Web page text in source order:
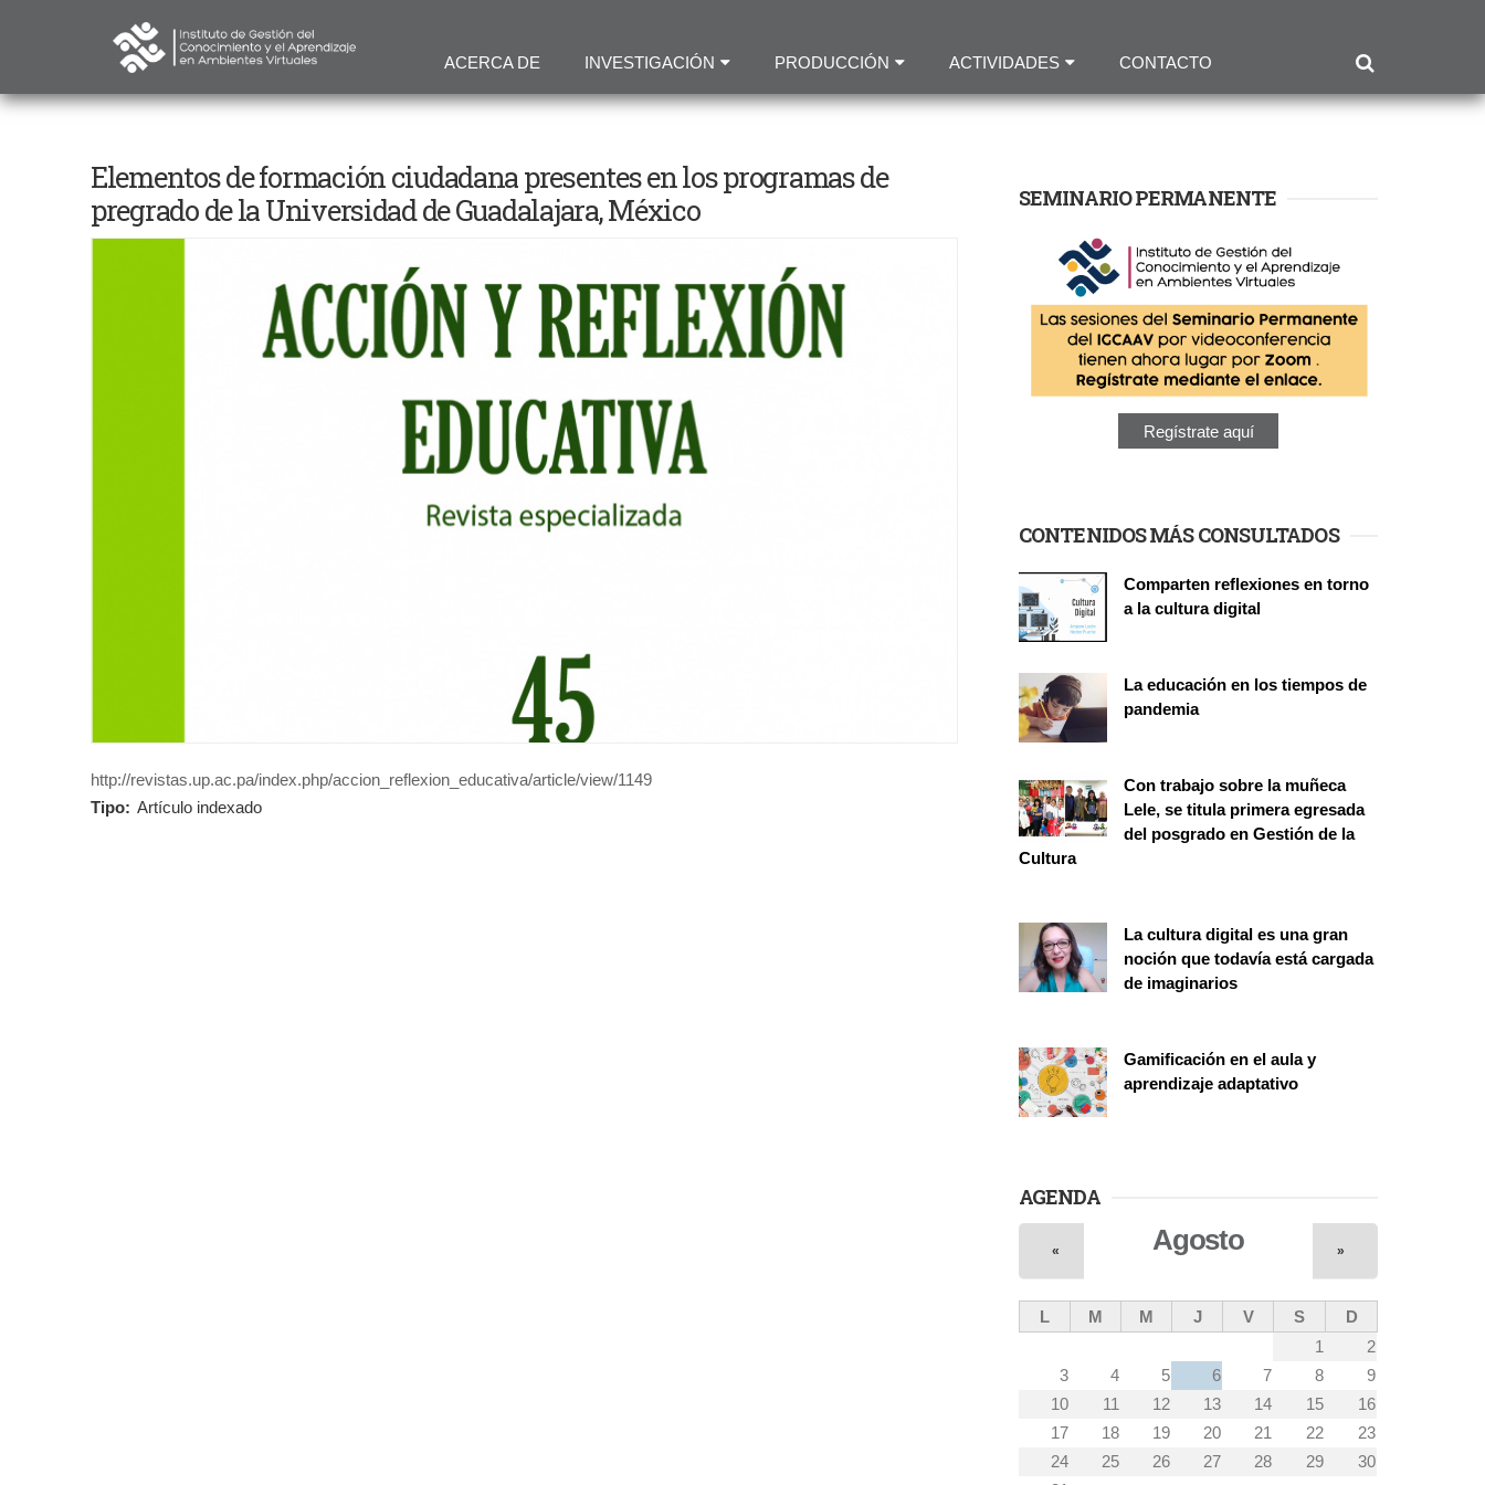
contenido
principal
ACERCA DE INVESTIGACIÓN PRODUCCIÓN ACTIVIDADES CONTACTO
Elementos de formación ciudadana presentes en los programas de
pregrado de la Universidad de Guadalajara, México
http://revistas.up.ac.pa/index.php/accion_reflexion_educativa/article/view/1149
Tipo: Artículo indexado
SEMINARIO PERMANENTE
Regístrate aquí
CONTENIDOS MÁS CONSULTADOS
Comparten reflexiones en torno
a la cultura digital
La educación en los tiempos de
pandemia
Con trabajo sobre la muñeca
Lele, se titula primera egresada
del posgrado en Gestión de la
Cultura
La cultura digital es una gran
noción que todavía está cargada
de imaginarios
Gamificación en el aula y
aprendizaje adaptativo
AGENDA
Agosto
« »
L M M J V S
D
1
2
3
4 5 6 7 8
9
10
11 12 13 14 15
16
17
18 19 20 21 22
23
24
25 26 27 28 29
30